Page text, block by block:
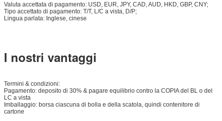
Valuta accettata di pagamento: USD, EUR, JPY, CAD, AUD, HKD, GBP, CNY;
Tipo accettato di pagamento: T/T, L/C a vista, D/P;
Lingua parlata: Inglese, cinese
I nostri vantaggi
Termini & condizioni:
Pagamento: deposito di 30% & pagare equilibrio contro la COPIA del BL o del
LC a vista
Imballaggio: borsa ciascuna di bolla e della scatola, quindi contenitore di
cartone